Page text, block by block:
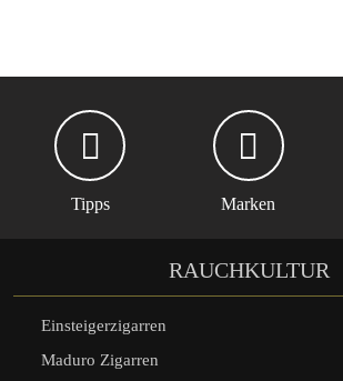
Tipps Marken
RAUCHKULTUR
Einsteigerzigarren
Maduro Zigarren